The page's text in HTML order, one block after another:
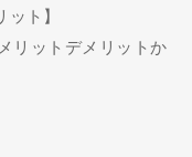
ト】
リットデメリットか